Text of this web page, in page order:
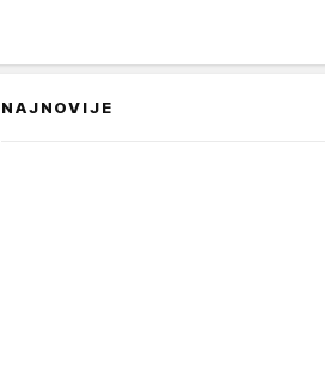
NAJNOVIJE